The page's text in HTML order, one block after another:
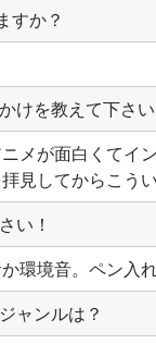
すか？
けを教えて下さ
メが面白くて
見してからこう
い！
環境音。ペン入
ャンルは？